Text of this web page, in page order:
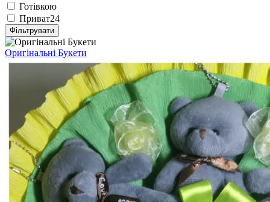
Готівкою
Приват24
Фільтрувати
Оригінальні Букети